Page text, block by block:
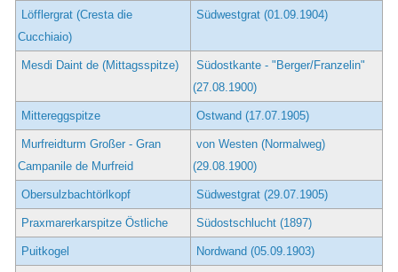
Löfflergrat (Cresta die
Cucchiaio)
Südwestgrat (01.09.1904)
Mesdi Daint de (Mittagsspitze)
Südostkante - "Berger/Franzelin"
(27.08.1900)
Mittereggspitze Ostwand (17.07.1905)
Murfreidturm Großer - Gran
Campanile de Murfreid
von Westen (Normalweg)
(29.08.1900)
Obersulzbachtörlkopf Südwestgrat (29.07.1905)
Praxmarerkarspitze Östliche Südostschlucht (1897)
Puitkogel Nordwand (05.09.1903)